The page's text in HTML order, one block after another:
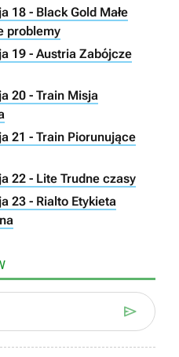
18 - Black Gold Małe
problemy
19 - Austria Zabójcze
20 - Train Misja
21 - Train Piorunujące
22 - Lite Trudne czasy
23 - Rialto Etykieta
